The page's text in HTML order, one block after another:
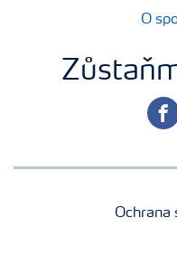
O
Ochrana